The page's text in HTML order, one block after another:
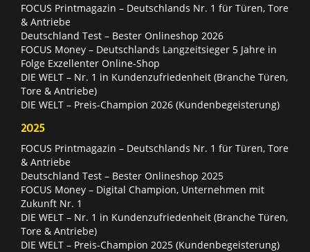
FOCUS Printmagazin – Deutschlands Nr. 1 für Türen, Tore
& Antriebe
Deutschland Test – Bester Onlineshop 2026
FOCUS Money – Deutschlands Langzeitsieger 5 Jahre in
Folge Exzellenter Online-Shop
DIE WELT – Nr. 1 in Kundenzufriedenheit (Branche Türen,
Tore & Antriebe)
DIE WELT – Preis-Champion 2026 (Kundenbegeisterung)
2025
FOCUS Printmagazin – Deutschlands Nr. 1 für Türen, Tore
& Antriebe
Deutschland Test – Bester Onlineshop 2025
FOCUS Money – Digital Champion, Unternehmen mit
Zukunft Nr. 1
DIE WELT – Nr. 1 in Kundenzufriedenheit (Branche Türen,
Tore & Antriebe)
DIE WELT – Preis-Champion 2025 (Kundenbegeisterung)